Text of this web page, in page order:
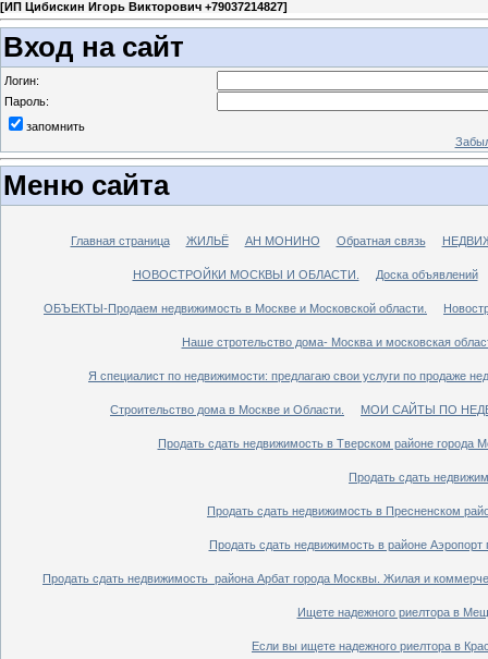
[ИП Цибискин Игорь Викторович +79037214827]
Вход на сайт
Логин:
Пароль:
запомнить
Меню сайта
Главная страница ЖИЛЬЁ АН МОНИНО Обратная связь
НОВОСТРОЙКИ МОСКВЫ И ОБЛАСТИ. Доска объявлений
ОБЪЕКТЫ-Продаем недвижимость в Москве и Московской области.
Наше стротельство дома- Москва и московская
Я специалист по недвижимости: предлагаю свои услуги по продаже
Строительство дома в Москве и Области. МОИ САЙТЫ ПО
Продать сдать недвижимость в Тверском районе города
Продать сдать
Продать сдать недвижимость в Пресненском
Продать сдать недвижимость в районе
Продать сдать недвижимость района Арбат города Москвы. Жилая и
Ищете надежного риелтора в
Если вы ищете надежного риелтора в